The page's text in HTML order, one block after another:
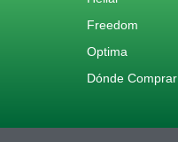
Freedom
Optima
Dónde Comprar